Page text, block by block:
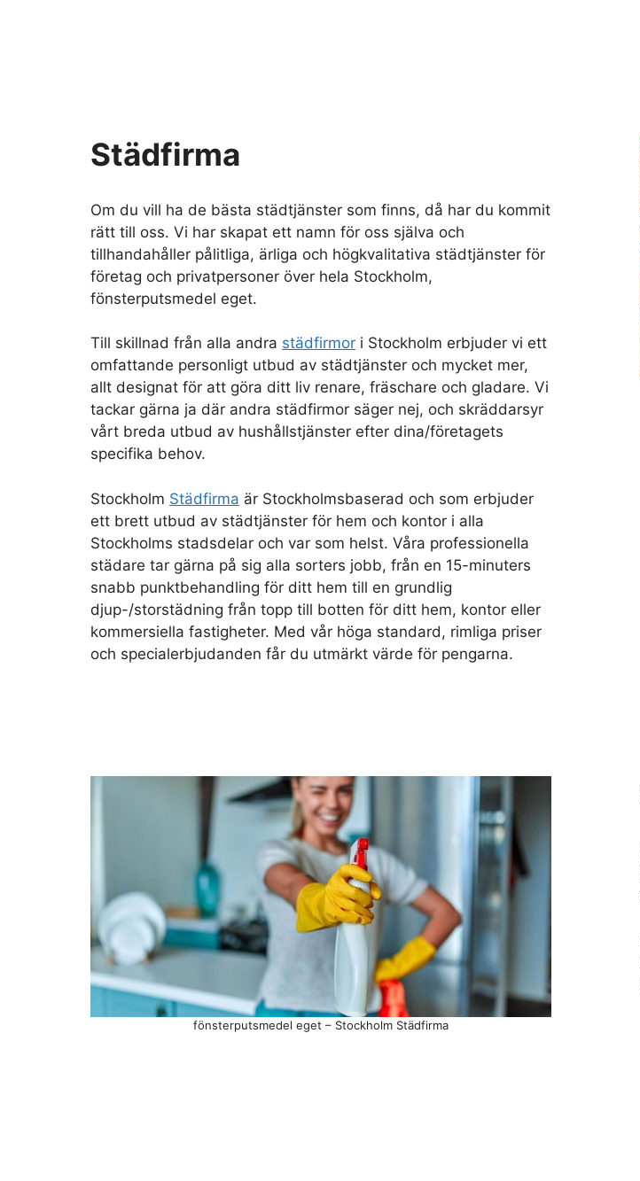
Städfirma
Om du vill ha de bästa städtjänster som finns, då har du kommit
rätt till oss. Vi har skapat ett namn för oss själva och
tillhandahåller pålitliga, ärliga och högkvalitativa städtjänster för
företag och privatpersoner över hela Stockholm,
fönsterputsmedel eget.
Till skillnad från alla andra städfirmor i Stockholm erbjuder vi ett
omfattande personligt utbud av städtjänster och mycket mer,
allt designat för att göra ditt liv renare, fräschare och gladare. Vi
tackar gärna ja där andra städfirmor säger nej, och skräddarsyr
vårt breda utbud av hushållstjänster efter dina/företagets
specifika behov.
Stockholm Städfirma är Stockholmsbaserad och som erbjuder
ett brett utbud av städtjänster för hem och kontor i alla
Stockholms stadsdelar och var som helst. Våra professionella
städare tar gärna på sig alla sorters jobb, från en 15-minuters
snabb punktbehandling för ditt hem till en grundlig
djup-/storstädning från topp till botten för ditt hem, kontor eller
kommersiella fastigheter. Med vår höga standard, rimliga priser
och specialerbjudanden får du utmärkt värde för pengarna.
fönsterputsmedel eget – Stockholm Städfirma